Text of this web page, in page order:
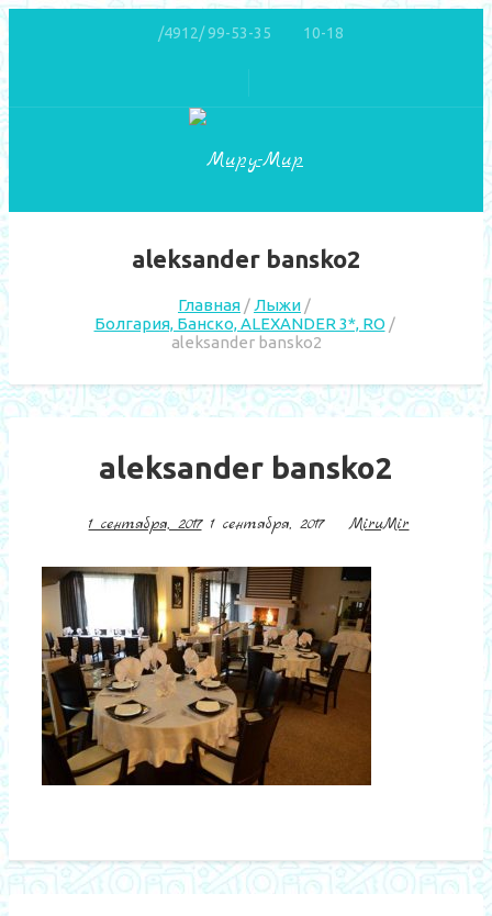
/4912/ 99-53-35 10-18
aleksander bansko2
Главная
Лыжи
Болгария, Банско, ALEXANDER 3*, RO
aleksander bansko2
aleksander bansko2
1 сентября, 2017 1 сентября, 2017 MiruMir